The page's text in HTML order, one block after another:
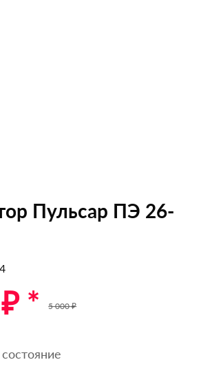
Пульсар ПЭ 26-
* 5 000 ₽